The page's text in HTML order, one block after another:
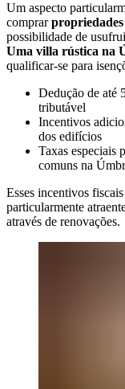
Um aspecto
comprar
possibilidade de
Uma villa rústica na
qualificar-se para
Dedução de até
tributável
Incentivos
dos edifícios
Taxas especiais
comuns na
Esses incentivos
particularmente
através de renovações.